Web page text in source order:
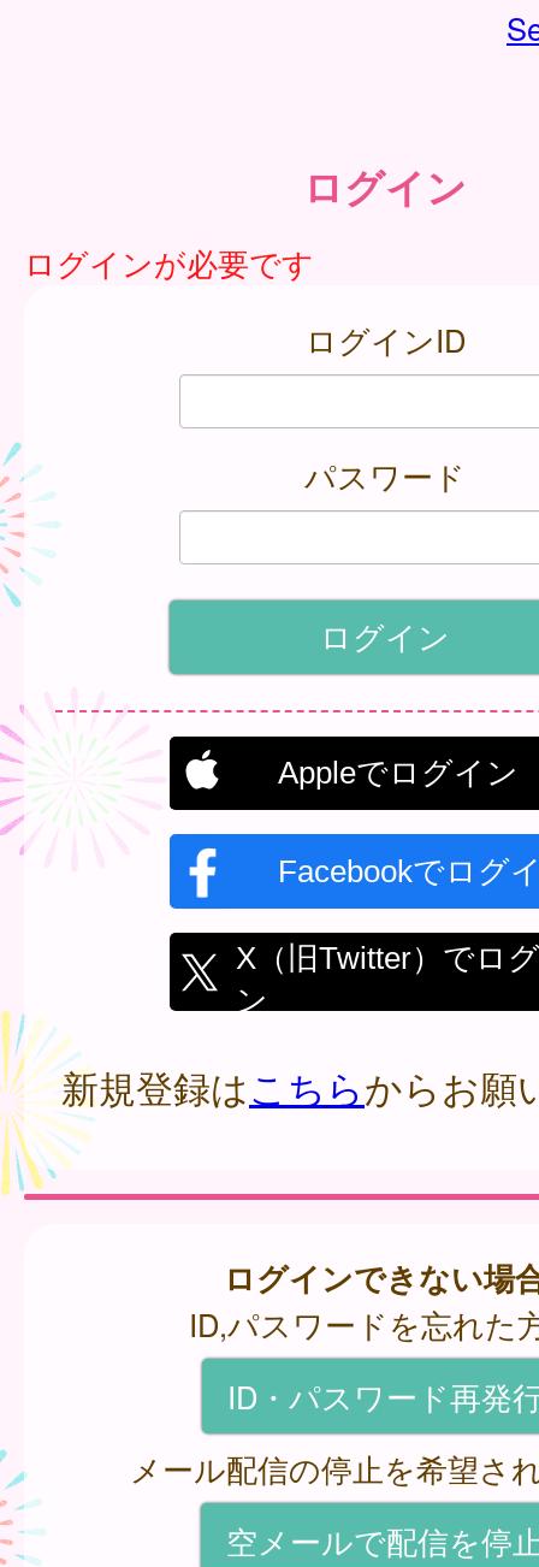
ログイン
ログインが必要です
ログインID
パスワード
Appleでログイン
Facebookでログ
X（旧Twitter）でロ
ン
新規登録はこちらからお願
ログインできない場
ID,パスワードを忘れた
ID・パスワード再発
メール配信の停止を希望さ
空メールで配信を停